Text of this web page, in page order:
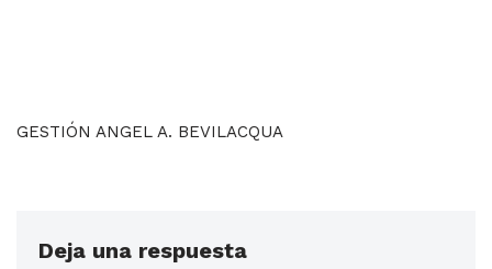
GESTIÓN ANGEL A. BEVILACQUA
Deja una respuesta